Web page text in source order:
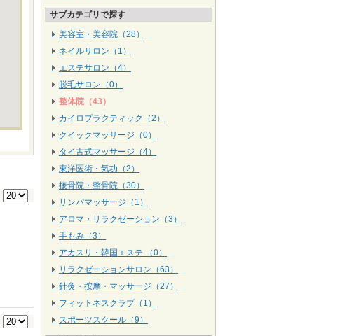
サブカテゴリで探す
美容室・美容院（28）
ネイルサロン（1）
エステサロン（4）
脱毛サロン（0）
整体院（43）
カイロプラクティック（2）
クイックマッサージ（0）
タイ古式マッサージ（4）
東洋医術・気功（2）
接骨院・整骨院（30）
リンパマッサージ（1）
アロマ・リラクゼーション（3）
手もみ（3）
アカスリ・韓国エステ （0）
リラクゼーションサロン（63）
針灸・按摩・マッサージ（27）
フィットネスクラブ（1）
スポーツスクール（9）